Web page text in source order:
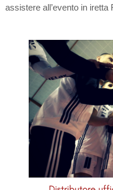
assistere all’evento in iretta